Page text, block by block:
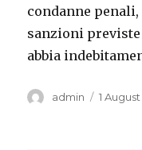
condanne
sanzioni
abbia
Author
admin
Posted
1